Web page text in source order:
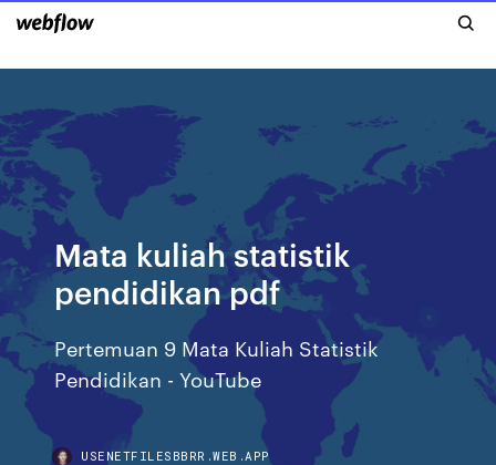
Mata kuliah statistik
pendidikan pdf
Pertemuan 9 Mata Kuliah Statistik
Pendidikan - YouTube
USENETFILESBBRR.WEB.APP